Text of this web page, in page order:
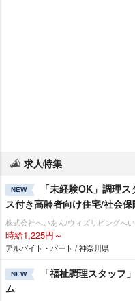
求人特集
NEW
「未経験OK」調理
ス付き高齢者向け住宅/社会
株式会社へいあん/ウィズリビングへ
時給1,225円～
アルバイト・パート / 神奈川県
NEW
「福祉調理スタッフ
ム